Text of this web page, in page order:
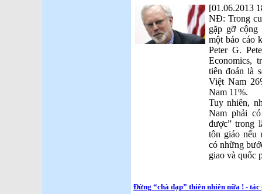
[01.06.2013
NĐ: Trong
gặp gỡ
một báo cáo
Peter G.
Economics,
tiên đoán là
Việt Nam
Nam 11%.
Tuy nhiên,
Nam phải
được” trong
tôn giáo nếu
có những
giao và quốc
Đừng “chà đạp” thiên nhiên nữa ! -